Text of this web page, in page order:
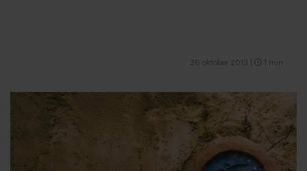
26 oktober 2013 1 min